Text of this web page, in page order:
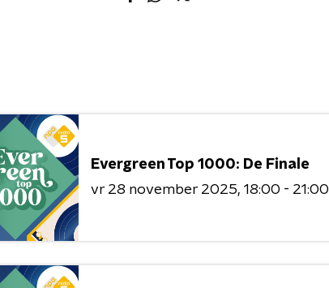
Evergreen Top 1000: De Finale
vr 28 november 2025 18:00 - 21:00